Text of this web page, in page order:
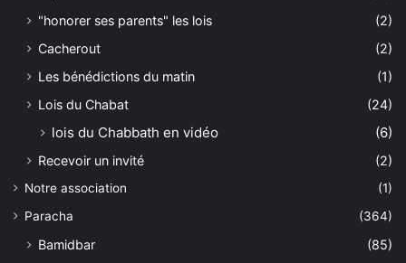
"honorer ses parents" les lois
(2)
Cacherout
(2)
Les bénédictions du matin
(1)
Lois du Chabat
(24)
lois du Chabbath en vidéo (6)
Recevoir un invité (2)
Notre association
(1)
Paracha
(364)
Bamidbar (85)